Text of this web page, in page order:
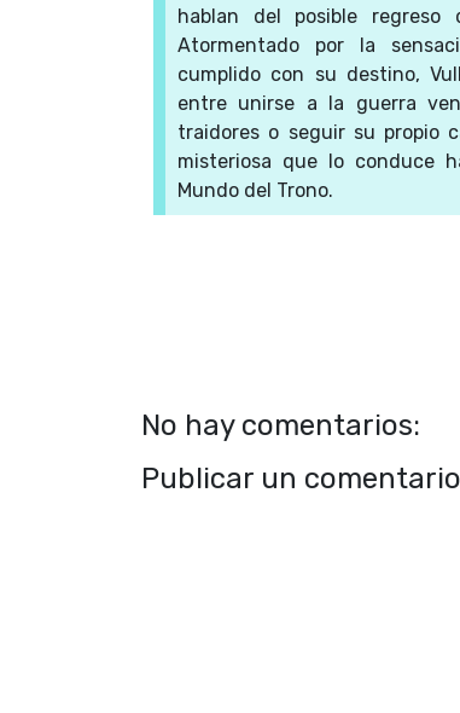
hablan del posible regreso
Atormentado por la
cumplido con su destino,
entre unirse a la guerra
traidores o seguir su propio
misteriosa que lo conduce
Mundo del Trono.
No hay comentarios:
Publicar un comentario